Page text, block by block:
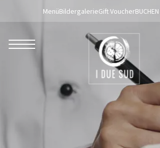
ROBERTO NALDI COLLECTION
Parco dei Principi Grand Hotel & Spa
Hotel Splendide Royal Roma
MenüBildergalerieGift Voucher